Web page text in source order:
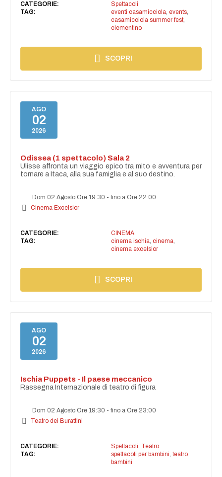
CATEGORIE:
Spettacoli
TAG:
eventi casamicciola, events,
casamicciola summer fest,
clementino
SCOPRI
AGO
02
2026
Odissea (1 spettacolo) Sala 2
Ulisse affronta un viaggio epico tra mito e avventura per
tornare a Itaca, alla sua famiglia e al suo destino.
Dom 02 Agosto Ore 19:30 -fino a Ore 22:00
Cinema Excelsior
CATEGORIE:
CINEMA
TAG:
cinema ischia, cinema,
cinema excelsior
SCOPRI
AGO
02
2026
Ischia Puppets - Il paese meccanico
Rassegna Internazionale di teatro di figura
Dom 02 Agosto Ore 19:30 -fino a Ore 23:00
Teatro dei Burattini
CATEGORIE: Spettacoli, Teatro
TAG:
spettacoli per bambini, teatro
bambini